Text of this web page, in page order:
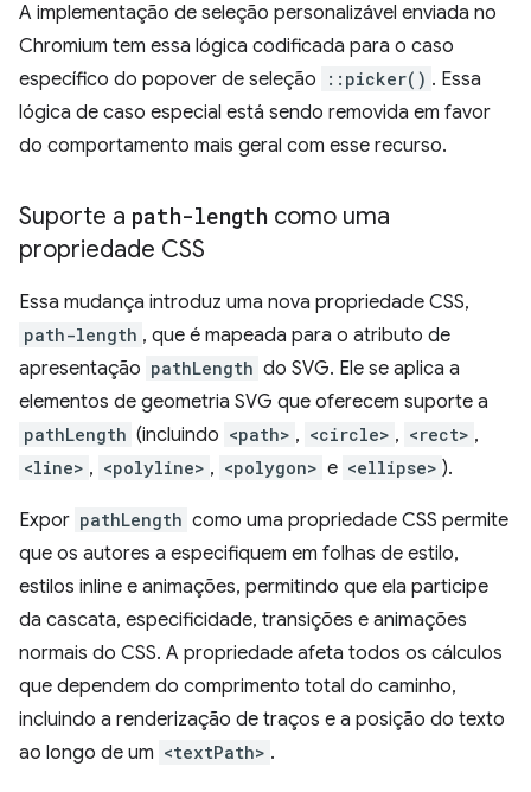
A implementação de seleção personalizável enviada no
Chromium tem essa lógica codificada para o caso
específico do popover de seleção
::picker() . Essa
lógica de caso especial está sendo removida em favor
do comportamento mais geral com esse recurso.
Suporte a path-length como uma
propriedade CSS
Essa mudança introduz uma nova propriedade CSS,
path-length , que é mapeada para o atributo de
apresentação pathLength do SVG. Ele se aplica a
elementos de geometria SVG que oferecem suporte a
pathLength (incluindo <path> , <circle> , <rect> ,
<line> , <polyline> , <polygon> e <ellipse> ).
Expor pathLength como uma propriedade CSS permite
que os autores a especifiquem em folhas de estilo,
estilos inline e animações, permitindo que ela participe
da cascata, especificidade, transições e animações
normais do CSS. A propriedade afeta todos os cálculos
que dependem do comprimento total do caminho,
incluindo a renderização de traços e a posição do texto
ao longo de um <textPath> .